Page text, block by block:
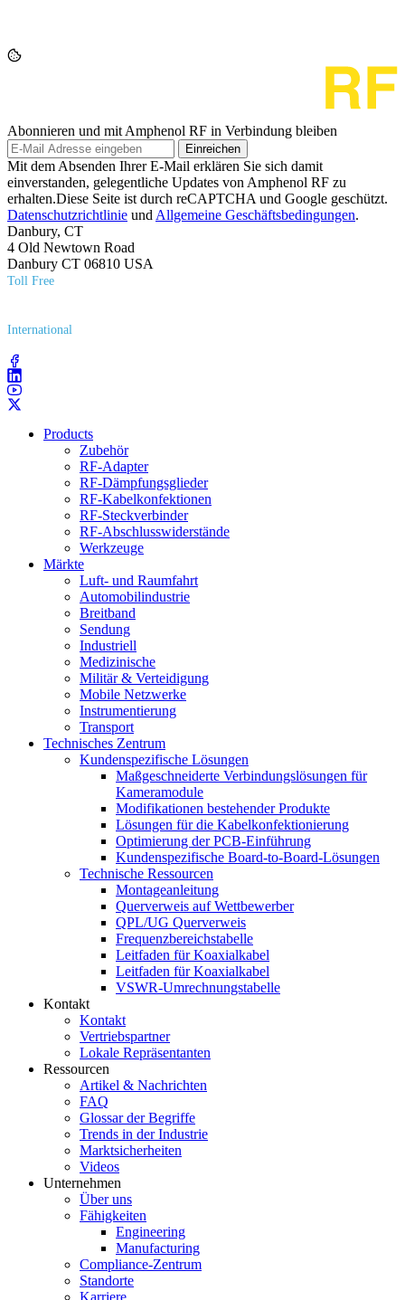
Abonnieren und mit Amphenol RF in Verbindung bleiben
Einreichen
Mit dem Absenden Ihrer E-Mail erklären Sie sich damit
einverstanden, gelegentliche Updates von Amphenol RF zu
erhalten.Diese Seite ist durch reCAPTCHA und Google geschützt.
Datenschutzrichtlinie und Allgemeine Geschäftsbedingungen.
Danbury, CT
4 Old Newtown Road
Danbury CT 06810 USA
Toll Free
International
Products
Zubehör
RF-Adapter
RF-Dämpfungsglieder
RF-Kabelkonfektionen
RF-Steckverbinder
RF-Abschlusswiderstände
Werkzeuge
Märkte
Luft- und Raumfahrt
Automobilindustrie
Breitband
Sendung
Industriell
Medizinische
Militär & Verteidigung
Mobile Netzwerke
Instrumentierung
Transport
Technisches Zentrum
Kundenspezifische Lösungen
Maßgeschneiderte Verbindungslösungen für
Kameramodule
Modifikationen bestehender Produkte
Lösungen für die Kabelkonfektionierung
Optimierung der PCB-Einführung
Kundenspezifische Board-to-Board-Lösungen
Technische Ressourcen
Montageanleitung
Querverweis auf Wettbewerber
QPL/UG Querverweis
Frequenzbereichstabelle
Leitfaden für Koaxialkabel
Leitfaden für Koaxialkabel
VSWR-Umrechnungstabelle
Kontakt
Kontakt
Vertriebspartner
Lokale Repräsentanten
Ressourcen
Artikel & Nachrichten
FAQ
Glossar der Begriffe
Trends in der Industrie
Marktsicherheiten
Videos
Unternehmen
Über uns
Fähigkeiten
Engineering
Manufacturing
Compliance-Zentrum
Standorte